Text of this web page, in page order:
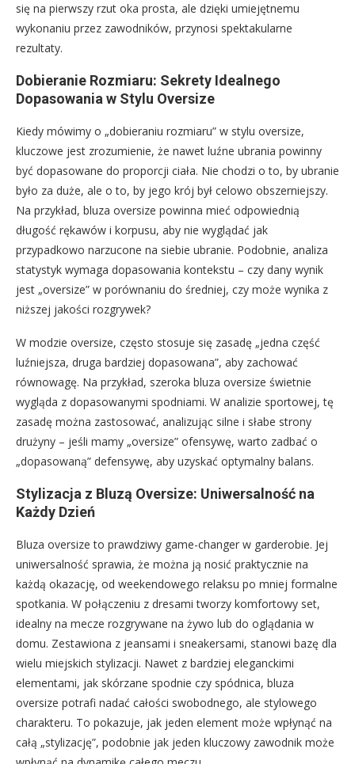
się na pierwszy rzut oka prosta, ale dzięki umiejętnemu
wykonaniu przez zawodników, przynosi spektakularne
rezultaty.
Dobieranie Rozmiaru: Sekrety Idealnego
Dopasowania w Stylu Oversize
Kiedy mówimy o „dobieraniu rozmiaru” w stylu oversize,
kluczowe jest zrozumienie, że nawet luźne ubrania powinny
być dopasowane do proporcji ciała. Nie chodzi o to, by ubranie
było za duże, ale o to, by jego krój był celowo obszerniejszy.
Na przykład, bluza oversize powinna mieć odpowiednią
długość rękawów i korpusu, aby nie wyglądać jak
przypadkowo narzucone na siebie ubranie. Podobnie, analiza
statystyk wymaga dopasowania kontekstu – czy dany wynik
jest „oversize” w porównaniu do średniej, czy może wynika z
niższej jakości rozgrywek?
W modzie oversize, często stosuje się zasadę „jedna część
luźniejsza, druga bardziej dopasowana”, aby zachować
równowagę. Na przykład, szeroka bluza oversize świetnie
wygląda z dopasowanymi spodniami. W analizie sportowej, tę
zasadę można zastosować, analizując silne i słabe strony
drużyny – jeśli mamy „oversize” ofensywę, warto zadbać o
„dopasowaną” defensywę, aby uzyskać optymalny balans.
Stylizacja z Bluzą Oversize: Uniwersalność na
Każdy Dzień
Bluza oversize to prawdziwy game-changer w garderobie. Jej
uniwersalność sprawia, że można ją nosić praktycznie na
każdą okazację, od weekendowego relaksu po mniej formalne
spotkania. W połączeniu z dresami tworzy komfortowy set,
idealny na mecze rozgrywane na żywo lub do oglądania w
domu. Zestawiona z jeansami i sneakersami, stanowi bazę dla
wielu miejskich stylizacji. Nawet z bardziej eleganckimi
elementami, jak skórzane spodnie czy spódnica, bluza
oversize potrafi nadać całości swobodnego, ale stylowego
charakteru. To pokazuje, jak jeden element może wpłynąć na
całą „stylizację”, podobnie jak jeden kluczowy zawodnik może